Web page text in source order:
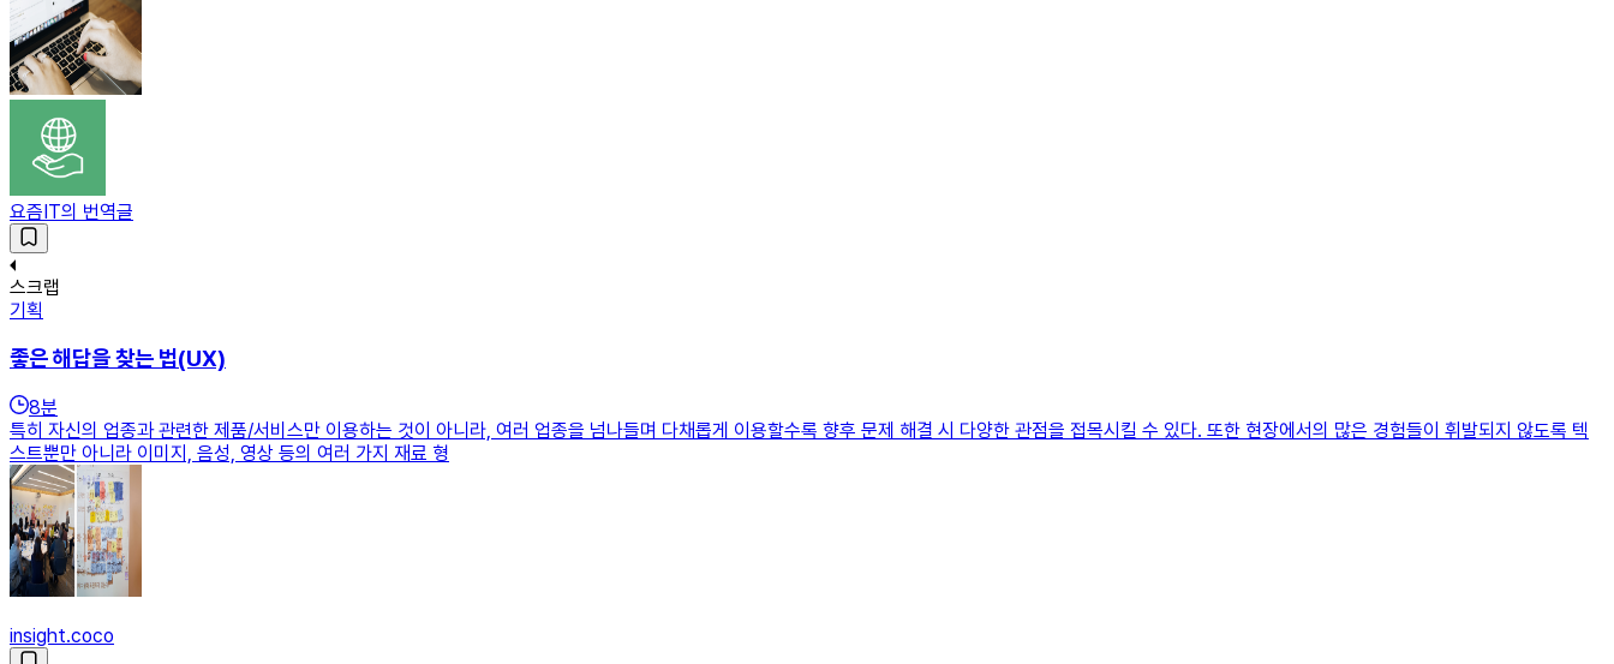
요즘IT의 번역글
스크랩
기획
좋은 해답을 찾는 법(UX)
8분
특히 자신의 업종과 관련한 제품/서비스만 이용하는 것이 아니라, 여러 업종을 넘나들며 다채롭게 이용할수록 향후 문제 해결 시 다양한 관점을 접목시킬 수 있다. 또한 현장에서의 많은 경험들이 휘발되지 않도록 텍
스트뿐만 아니라 이미지, 음성, 영상 등의 여러 가지 재료 형
insight.coco